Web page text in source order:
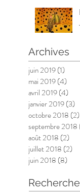
Archives
juin 2019(1)
mai 2019(4)
avril 2019(4)
janvier 2019(3)
octobre 2018 (2)
septembre 2018
août 2018 (2)
juillet 2018 (2)
juin 2018 (8)